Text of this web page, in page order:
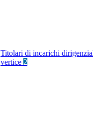
Titolari di incarichi
vertice 2